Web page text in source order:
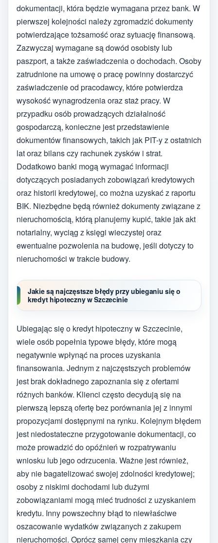
dokumentacji, która będzie wymagana przez bank. W
pierwszej kolejności należy zgromadzić dokumenty
potwierdzające tożsamość oraz sytuację finansową.
Zazwyczaj wymagane są dowód osobisty lub
paszport, a także zaświadczenia o dochodach. Osoby
zatrudnione na umowę o pracę powinny dostarczyć
zaświadczenie od pracodawcy, które potwierdza
wysokość wynagrodzenia oraz staż pracy. W
przypadku osób prowadzących działalność
gospodarczą, konieczne jest przedstawienie
dokumentów finansowych, takich jak PIT-y z ostatnich
lat oraz bilans czy rachunek zysków i strat.
Dodatkowo banki mogą wymagać informacji
dotyczących posiadanych zobowiązań kredytowych
oraz historii kredytowej, co można uzyskać z raportu
BIK. Niezbędne będą również dokumenty związane z
nieruchomością, którą planujemy kupić, takie jak akt
notarialny, wyciąg z księgi wieczystej oraz
ewentualne pozwolenia na budowę, jeśli dotyczy to
nieruchomości w trakcie budowy.
Jakie są najczęstsze błędy przy ubieganiu się o
kredyt hipoteczny w Szczecinie
Ubiegając się o kredyt hipoteczny w Szczecinie,
wiele osób popełnia typowe błędy, które mogą
negatywnie wpłynąć na proces uzyskania
finansowania. Jednym z najczęstszych problemów
jest brak dokładnego zapoznania się z ofertami
różnych banków. Klienci często decydują się na
pierwszą lepszą ofertę bez porównania jej z innymi
propozycjami dostępnymi na rynku. Kolejnym błędem
jest niedostateczne przygotowanie dokumentacji, co
może prowadzić do opóźnień w rozpatrywaniu
wniosku lub jego odrzucenia. Ważne jest również,
aby nie bagatelizować swojej zdolności kredytowej;
osoby z niskimi dochodami lub dużymi
zobowiązaniami mogą mieć trudności z uzyskaniem
kredytu. Inny powszechny błąd to niewłaściwe
oszacowanie wydatków związanych z zakupem
nieruchomości. Oprócz samej ceny mieszkania czy